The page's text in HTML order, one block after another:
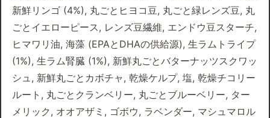
新鮮リンゴ (4%), 丸ごとヒヨコ豆, 丸ごと緑レンズ豆, 丸
ごとイエローピース, レンズ豆繊維, エンドウ豆スターチ,
ヒマワリ油, 海藻 (EPAとDHAの供給源), 生ラムトライプ
(1%), 生ラム腎臓 (1%), 新鮮丸ごとバターナッツスクワッ
シュ, 新鮮丸ごとカボチャ, 乾燥ケルプ, 塩, 乾燥チコリー
ルート, 丸ごとクランベリー, 丸ごとブルーベリー, ター
メリック, オオアザミ, ゴボウ, ラベンダー, マシュマロル